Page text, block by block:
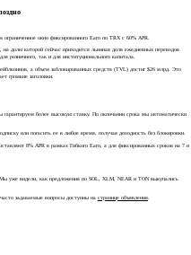
окно фиксированного Earn по TRX с 60% APR.
долю которой сейчас приходится львиная доля ежедневных переводов
розничного, так и для институционального капитала.
а объем заблокированных средств (TVL) достиг $26 млрд. Это
громкие заголовки.
более высокую ставку. По окончании срока мы автоматически
или погасить ее в любое время, получая доходность без блокировки.
8% APR в рамках Гибкого Earn, а для фиксированных сроков на 7 и
уже видели, как предложения по SOL, XLM, NEAR и TON выкупались
задаваемые вопросы доступны на странице объявления.